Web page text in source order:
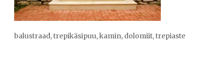
balustraad, trepikäsipuu, kamin, dolomiit, trepiaste